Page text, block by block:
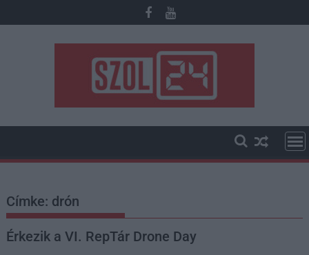
to
Címke: drón
Érkezik a VI. RepTár Drone Day